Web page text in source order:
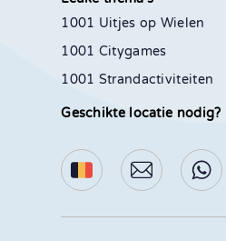
1001 Uitjes op Wielen
1001 Citygames
1001 Strandactiviteiten
Geschikte locatie nodig?